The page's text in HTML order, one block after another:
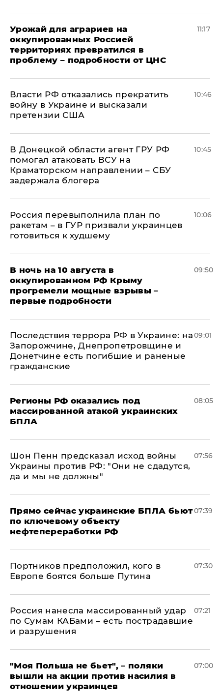
Урожай для аграриев на
оккупированных Россией
территориях превратился в
проблему – подробности от ЦНС
11:17
Власти РФ отказались прекратить
войну в Украине и высказали
претензии США
10:46
В Донецкой области агент ГРУ РФ
помогал атаковать ВСУ на
Краматорском направлении – СБУ
задержала блогера
10:45
Россия перевыполнила план по
ракетам – в ГУР призвали украинцев
готовиться к худшему
10:06
В ночь на 10 августа в
оккупированном РФ Крыму
прогремели мощные взрывы –
первые подробности
09:50
Последствия террора РФ в Украине: на
Запорожчине, Днепропетровщине и
Донетчине есть погибшие и раненые
гражданские
09:01
Регионы РФ оказались под
массированной атакой украинских
БПЛА
08:05
Шон Пенн предсказал исход войны
Украины против РФ: "Они не сдадутся,
да и мы не должны"
07:56
Прямо сейчас украинские БПЛА бьют
по ключевому объекту
нефтепереработки РФ
07:39
Портников предположил, кого в
Европе боятся больше Путина
07:30
Россия нанесла массированный удар
по Сумам КАБами – есть пострадавшие
и разрушения
07:21
"Моя Польша не бьет", – поляки
вышли на акции против насилия в
отношении украинцев
07:00